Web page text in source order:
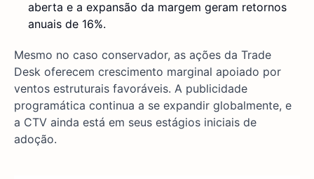
aberta e a expansão da margem geram retornos
anuais de 16%.
Mesmo no caso conservador, as ações da Trade
Desk oferecem crescimento marginal apoiado por
ventos estruturais favoráveis. A publicidade
programática continua a se expandir globalmente, e
a CTV ainda está em seus estágios iniciais de
adoção.